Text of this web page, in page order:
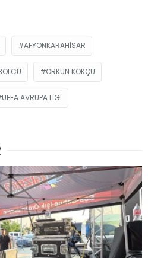
AFYONKARAHISAR
ORKUN KÖKÇÜ
UEFA AVRUPA LIGI